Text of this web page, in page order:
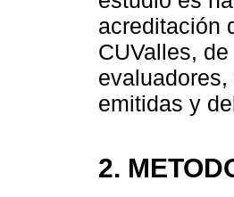
acreditación
CUValles,
emitidas y
2.